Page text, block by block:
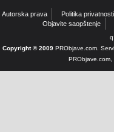
Autorska prava
Politika privatnosti
Objavite saopštenje
Copyright © 2009 PRObjave.com.
PRObjave.com,